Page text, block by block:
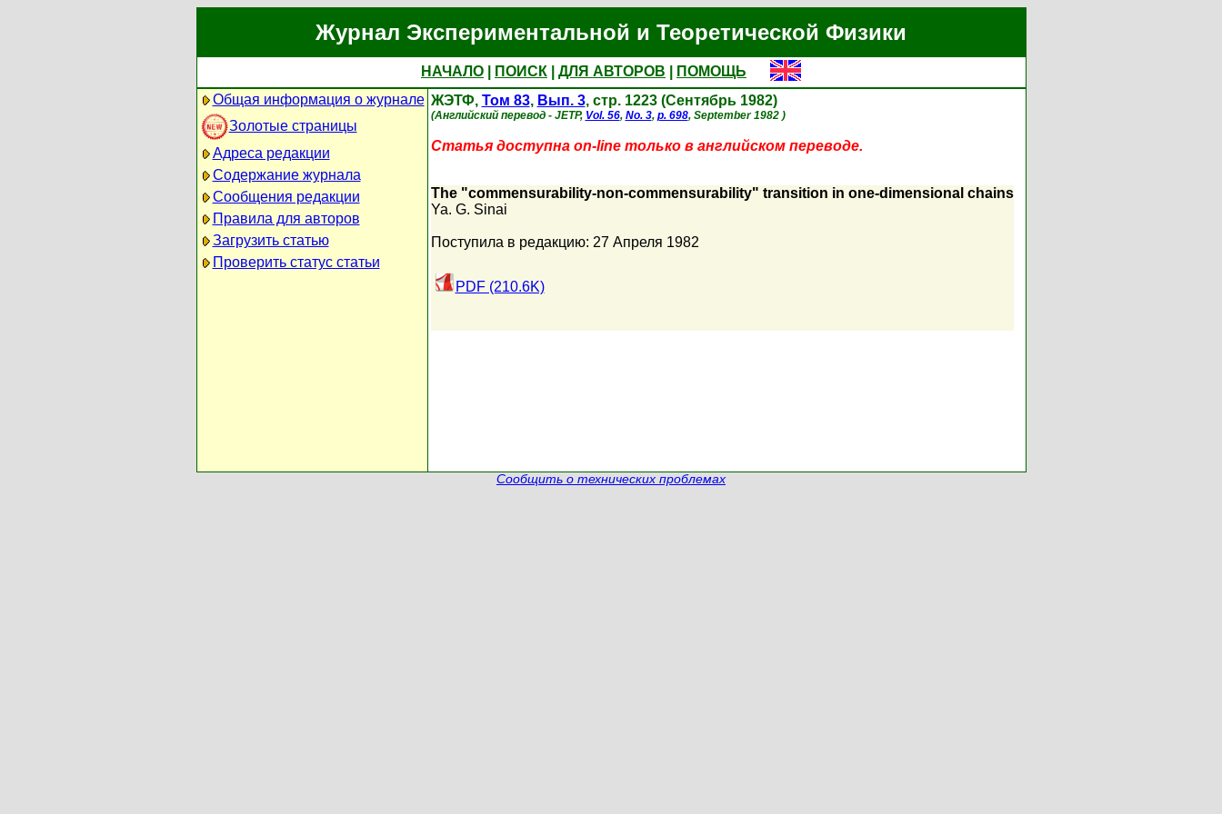
Журнал Экспериментальной и Теоретической Физики
НАЧАЛО ПОИСК ДЛЯ АВТОРОВ
ПОМОЩЬ
Общая информация о журнале
Золотые страницы
Адреса редакции
Содержание журнала
Сообщения редакции
Правила для авторов
Загрузить статью
Проверить статус статьи
ЖЭТФ, Том 83, Вып. 3, стр. 1223 (Сентябрь 1982)
(Английский перевод - JETP, Vol. 56, No. 3, p. 698, September 1982 )
Статья доступна on-line только в английском переводе.
The "commensurability-non-commensurability" transition in one-dimensional chains
Ya. G. Sinai
Поступила в редакцию: 27 Апреля 1982
PDF (210.6K)
Сообщить о технических проблемах